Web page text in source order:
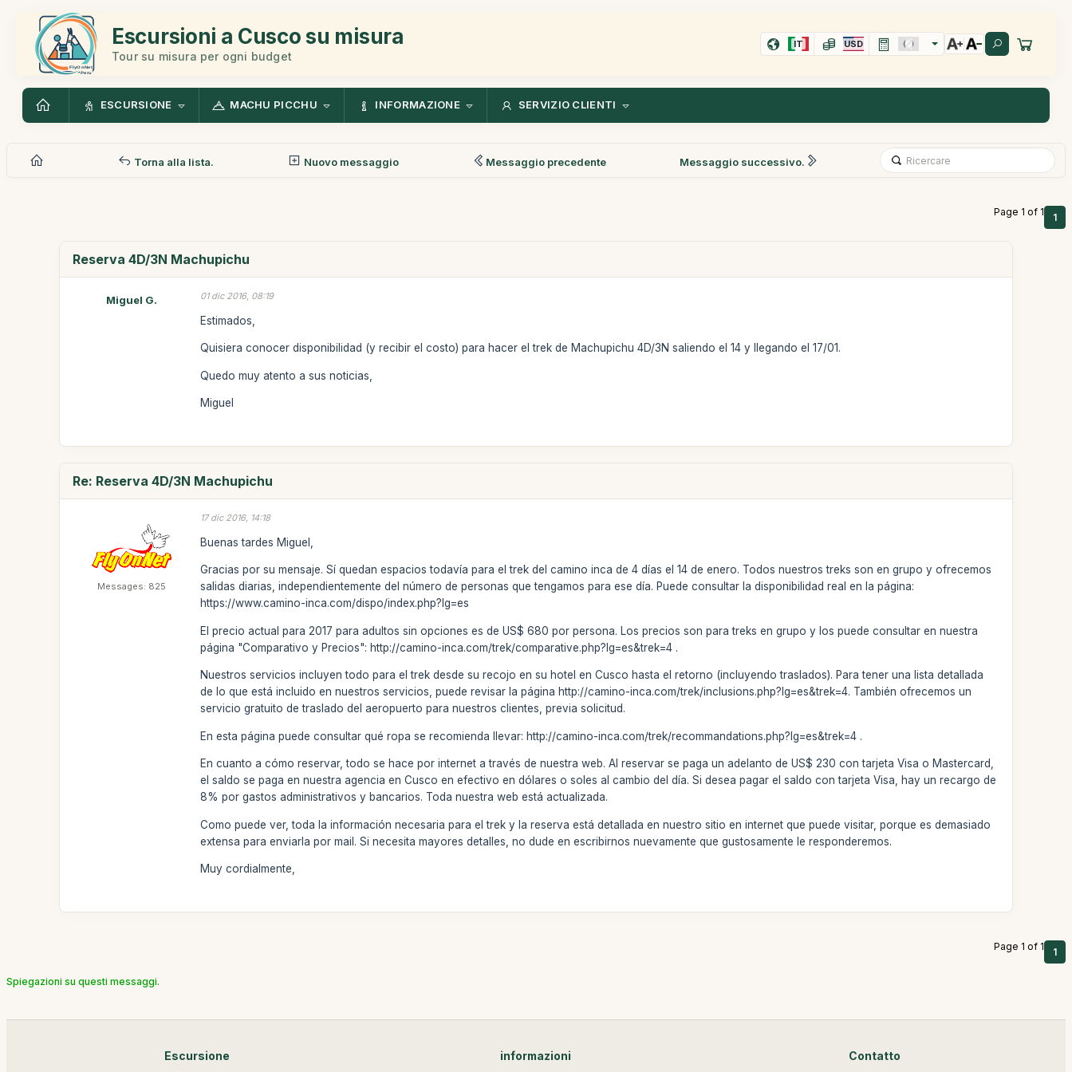
Escursioni a Cusco su misura
Tour su misura per ogni budget
IT USD
ESCURSIONE MACHU PICCHU INFORMAZIONE SERVIZIO CLIENTI
Torna alla lista. Nuovo messaggio Messaggio precedente Messaggio successivo.
Page 1 of 1 1
Reserva 4D/3N Machupichu
Miguel G. 01 dic 2016, 08:19
Estimados,
Quisiera conocer disponibilidad (y recibir el costo) para hacer el trek de Machupichu 4D/3N saliendo el 14 y llegando el 17/01.
Quedo muy atento a sus noticias,
Miguel
Re: Reserva 4D/3N Machupichu
Messages: 825
17 dic 2016, 14:18
Buenas tardes Miguel,
Gracias por su mensaje. Sí quedan espacios todavía para el trek del camino inca de 4 días el 14 de enero. Todos nuestros treks son en grupo y ofrecemos
salidas diarias, independientemente del número de personas que tengamos para ese día. Puede consultar la disponibilidad real en la página:
https://www.camino-inca.com/dispo/index.php?lg=es
El precio actual para 2017 para adultos sin opciones es de US$ 680 por persona. Los precios son para treks en grupo y los puede consultar en nuestra
página "Comparativo y Precios": http://camino-inca.com/trek/comparative.php?lg=es&trek=4 .
Nuestros servicios incluyen todo para el trek desde su recojo en su hotel en Cusco hasta el retorno (incluyendo traslados). Para tener una lista detallada
de lo que está incluido en nuestros servicios, puede revisar la página http://camino-inca.com/trek/inclusions.php?lg=es&trek=4. También ofrecemos un
servicio gratuito de traslado del aeropuerto para nuestros clientes, previa solicitud.
En esta página puede consultar qué ropa se recomienda llevar: http://camino-inca.com/trek/recommandations.php?lg=es&trek=4 .
En cuanto a cómo reservar, todo se hace por internet a través de nuestra web. Al reservar se paga un adelanto de US$ 230 con tarjeta Visa o Mastercard,
el saldo se paga en nuestra agencia en Cusco en efectivo en dólares o soles al cambio del día. Si desea pagar el saldo con tarjeta Visa, hay un recargo de
8% por gastos administrativos y bancarios. Toda nuestra web está actualizada.
Como puede ver, toda la información necesaria para el trek y la reserva está detallada en nuestro sitio en internet que puede visitar, porque es demasiado
extensa para enviarla por mail. Si necesita mayores detalles, no dude en escribirnos nuevamente que gustosamente le responderemos.
Muy cordialmente,
Page 1 of 1 1
Spiegazioni su questi messaggi.
Escursione informazioni Contatto